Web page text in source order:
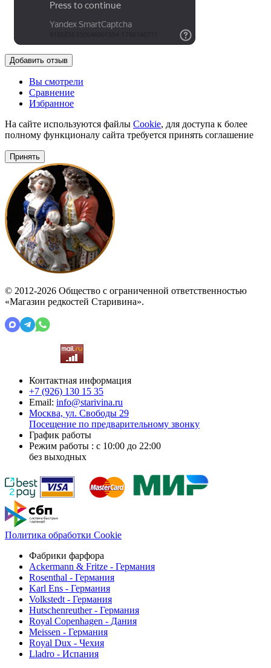
Добавить отзыв
Вы смотрели
Сравнение
Избранное
На сайте используются файлы Cookie, для доступа к более
полному функционалу сайта требуется принять соглашение
Принять
© 2012-2026 Общество с ограниченной ответственностью
«Магазин редкостей Старивина».
Контактная информация
+7 (926) 130 15 35
Email: info@starivina.ru
Москва, ул. Свободы 29
Посещение по предварительному звонку
График работы
Режим работы : с 10:00 до 22:00
без выходных
Политика обработки Cookie
Фабрики фарфора
Ackermann & Fritze - Германия
Rosenthal - Германия
Karl Ens - Германия
Volkstedt - Германия
Hutschenreuther - Германия
Royal Copenhagen - Дания
Meissen - Германия
Royal Dux - Чехия
Lladro - Испания